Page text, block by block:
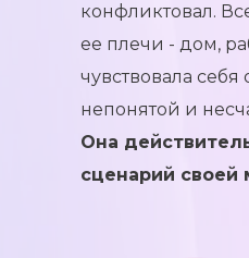
конфликтовал.
ее плечи - дом,
чувствовала
непонятой и
Она
сценарий своей